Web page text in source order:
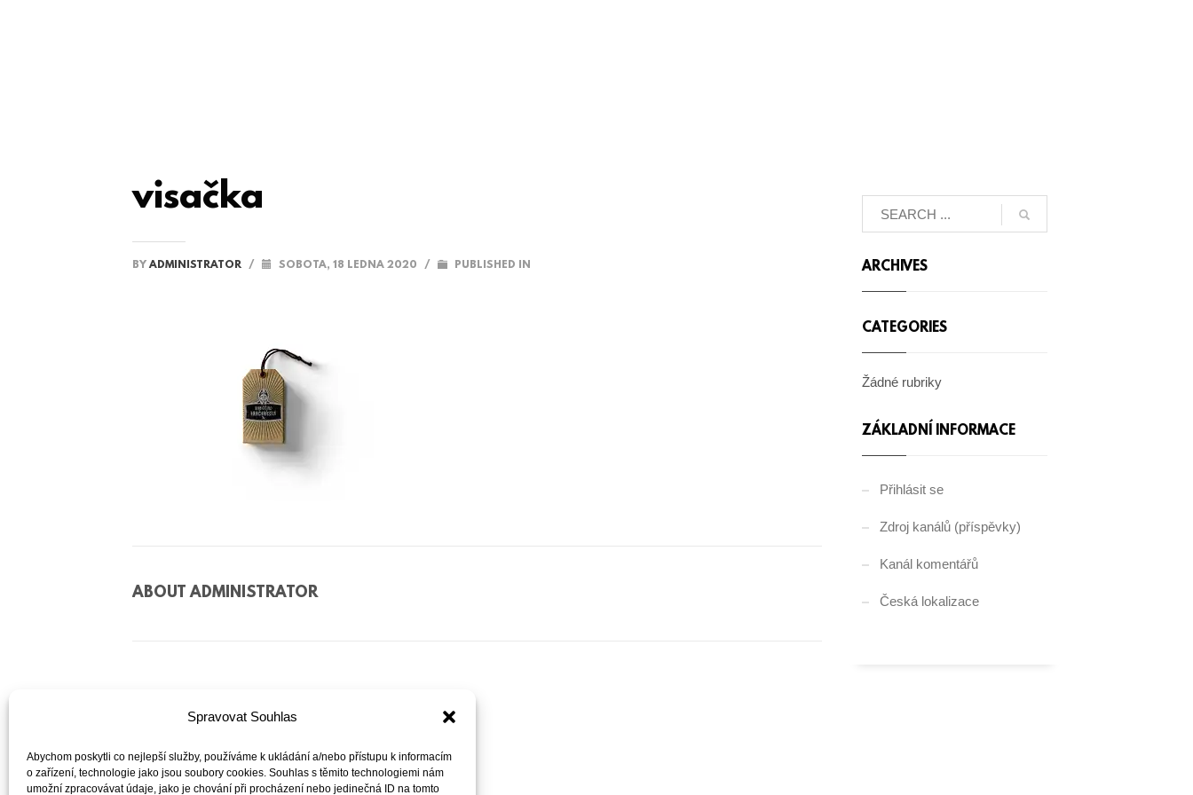
Spravovat Souhlas
Abychom poskytli co nejlepší služby, používáme k ukládání a/nebo přístupu k informacím
o zařízení, technologie jako jsou soubory cookies. Souhlas s těmito technologiemi nám
umožní zpracovávat údaje, jako je chování při procházení nebo jedinečná ID na tomto
visačka
BYADMINISTRATOR / SOBOTA, 18 LEDNA 2020 / PUBLISHED IN
ABOUTADMINISTRATOR
ARCHIVES
CATEGORIES
Žádné rubriky
ZÁKLADNÍ INFORMACE
Přihlásit se
Zdroj kanálů (příspěvky)
Kanál komentářů
Česká lokalizace